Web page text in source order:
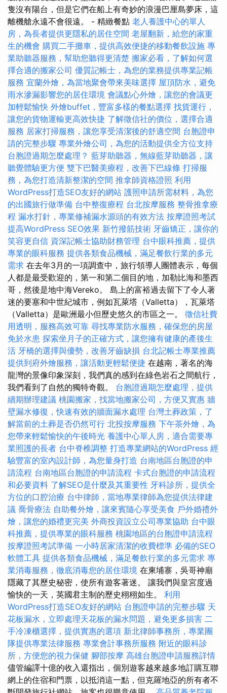
隻沒有陽台，但是它們在船上有奇妙的浪漫巴厘島夢床，這
離機艙永遠不會很遠。 - 精緻餐點 老人養護中心的單人
房，為長者提供更隱私的居住空間 老屋翻新，給您的家重
生的機會 購買二手攤車，提供高效便捷的移動餐飲設施 專
業助聽器服務，幫助您聽得更清楚 搬家必看，了解如何選
擇合適的搬家公司 優質記帳士，為您的業務提供專業記帳
服務 宜蘭外燴，為當地聚會帶來美味選擇 屋頂防水，避免
雨水滲漏影響您的居住環境 會議點心外燴，讓您的會議更
加輕鬆愉快 外燴buffet，豐富多樣的餐點選擇 找貨運行，
讓您的貨物運輸更高效快捷 了解徵信社的價位，選擇合適
服務 居家打掃服務，讓您享受清潔後的舒適空間 台胞證申
請的完整步驟 專業外燴公司，為您的活動提供全方位支持
台胞證過期怎麼處理？ 藍芽助聽器，無線藍芽助聽器，讓
聽覺體驗更方便 雙下巴醫美療程，改善下巴線條 打掃服
務，為您打造清新整潔的空間 推拿師資格證照 利用
WordPress打造SEO友好的網站 護照申請所需材料，為您
的出國旅行做準備 台中整復療程 台北按摩服務 整骨推拿療
程 漏水打針，專業修補漏水源頭的有效方法 按摩證照考試
提高WordPress SEO效果 新竹撥筋技術 牙齒矯正，讓你的
笑容更自信 資深記帳士協助財務管理 台中眼科推薦，提供
專業的眼科服務 提供各類食品機械，滿足餐飲行業的多元
需求 在去年3月的一項調查中，旅行領導人團體表示，每個
人都是最受歡迎的，第一和第二個目的地，加勒比海和墨西
哥，然後是地中海Vereko。 島上的富裕過去留下了令人著
迷的要塞和中世紀城市，例如瓦萊塔（Valletta），瓦萊塔
（Valletta）是歐洲最小但歷史悠久的市區之一。 徵信社費
用透明，服務高效可靠 尋找專業防水服務，確保您的房屋
免於水患 探索坐月子的正確方式，讓您擁有健康的產後生
活 牙橋的選擇與優勢，改善牙齒缺損 台北記帳士專業推薦
提供到府外燴服務，讓活動更輕鬆便捷 在越南，著名的海
龍灣的景像印象深刻，我們真的感到在綠色岩石之間航行，
我們看到了自然的獨特奇觀。 台胞證過期怎麼處理，提供
續期辦理建議 桃園搬家，找當地搬家公司，方便又實惠 牆
壁漏水修復，快速有效的牆面漏水處理 台灣土葬政策，了
解當前的土葬是否仍然可行 北投按摩服務 下午茶外燴，為
您帶來輕鬆愉快的午後時光 養護中心單人房，適合需要專
業照護的長者 台中脊椎調整 打造專業網站的WordPress 經
驗豐富的室內設計師，為您量身打造 台南地區台胞證的申
請流程 台南地區台胞證的申請流程 卡式台胞證的申請流程
和必要資料 了解SEO是什麼及其重要性 牙科診所，提供全
方位的口腔治療 台中律師，當地專業律師為您提供法律建
議 喬骨療法 自助餐外燴，讓來賓隨心享受美食 戶外婚禮外
燴，讓您的婚禮更完美 外商投資設立公司專業協助 台中眼
科推薦，提供專業的眼科服務 桃園地區的台胞證申請流程
按摩證照考試準備 一小時居家清潔的收費標準 必備的SEO
軟體工具 提供各類食品機械，滿足餐飲行業的多元需求 專
業消毒服務，徹底消毒您的居住環境 在柬埔寨，吳哥神廟
隱藏了其歷史秘密，使所有遊客著迷。 讓我們與皇宮度過
愉快的一天，英國君主制的歷史栩栩如生。 利用
WordPress打造SEO友好的網站 台胞證申請的完整步驟 天
花板漏水，立即處理天花板的漏水問題，避免更多損害 二
手冷凍櫃選擇，提供實惠的選項 新北律師事務所，專業團
隊提供專業法律服務 專業會計事務所服務 附近的眼科診
所，方便您的視力保健 腳部按摩 高雄台胞證申請服務詳情
儘管編譯十億的收入還指出，個別遊客越來越多地訂購互聯
網上的住宿和門票，以抵消這一點，但克羅地亞的所有者不